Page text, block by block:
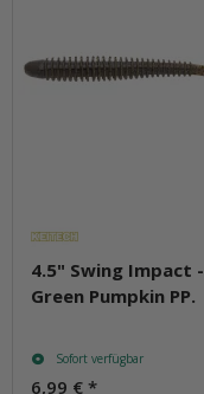
4.5" Swing Impact -
Green Pumpkin PP.
Sofort verfügbar
6,99 € *